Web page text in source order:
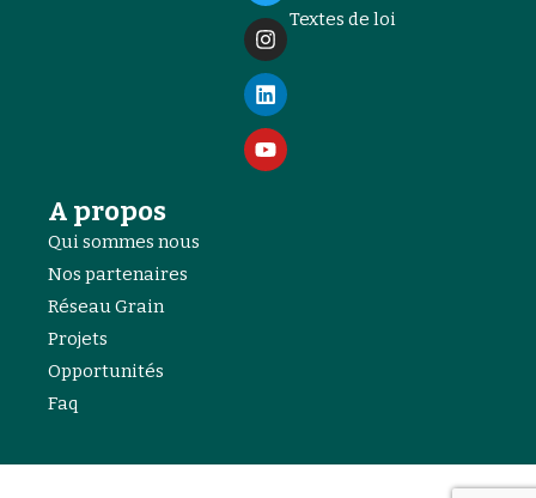
Textes de loi
A propos
Qui sommes nous
Nos partenaires
Réseau Grain
Projets
Opportunités
Faq